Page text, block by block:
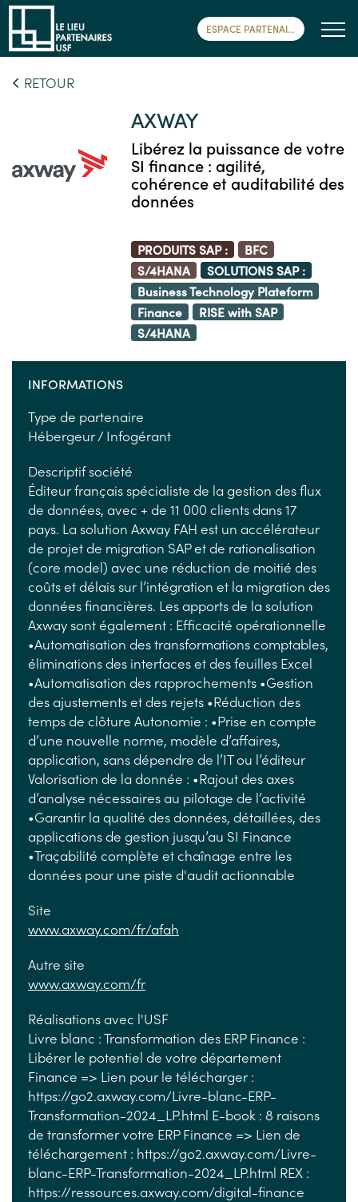
ESPACE PARTENAIRE
RETOUR
AXWAY
Libérez la puissance de votre
SI finance : agilité,
cohérence et auditabilité des
données
PRODUITS SAP :
BFC
S/4HANA
SOLUTIONS SAP :
Business Technology Plateform
Finance
RISE with SAP
S/4HANA
INFORMATIONS
Type de partenaire
Hébergeur / Infogérant
Descriptif société
Éditeur français spécialiste de la gestion des flux
de données, avec + de 11 000 clients dans 17
pays. La solution Axway FAH est un accélérateur
de projet de migration SAP et de rationalisation
(core model) avec une réduction de moitié des
coûts et délais sur l’intégration et la migration des
données financières. Les apports de la solution
Axway sont également : Efficacité opérationnelle
•Automatisation des transformations comptables,
éliminations des interfaces et des feuilles Excel
•Automatisation des rapprochements •Gestion
des ajustements et des rejets •Réduction des
temps de clôture Autonomie : •Prise en compte
d’une nouvelle norme, modèle d’affaires,
application, sans dépendre de l’IT ou l’éditeur
Valorisation de la donnée : •Rajout des axes
d’analyse nécessaires au pilotage de l’activité
•Garantir la qualité des données, détaillées, des
applications de gestion jusqu’au SI Finance
•Traçabilité complète et chaînage entre les
données pour une piste d'audit actionnable
Site
www.axway.com/fr/afah
Autre site
www.axway.com/fr
Réalisations avec l'USF
Livre blanc : Transformation des ERP Finance :
Libérer le potentiel de votre département
Finance => Lien pour le télécharger :
https://go2.axway.com/Livre-blanc-ERP-
Transformation-2024_LP.html E-book : 8 raisons
de transformer votre ERP Finance => Lien de
téléchargement : https://go2.axway.com/Livre-
blanc-ERP-Transformation-2024_LP.html REX :
https://ressources.axway.com/digital-finance